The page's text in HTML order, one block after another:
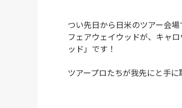
つい先日から日米のツアー会
フェアウェイウッドが、キャ
ッド」です！
ツアープロたちが我先にと手